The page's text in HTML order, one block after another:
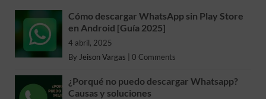
Cómo descargar WhatsApp sin Play Store
en Android [Guía 2025]
4 abril, 2025
By Jeison Vargas | 0 Comments
¿Porqué no puedo descargar Whatsapp?
Causas y soluciones